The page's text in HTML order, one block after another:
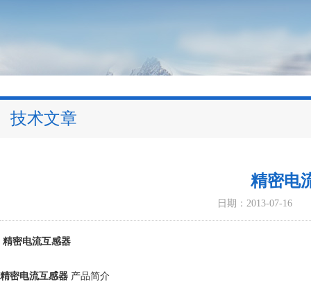
技术文章
精密电
日期：2013-07-16
精密电流互感器
精密电流互感器 产品简介